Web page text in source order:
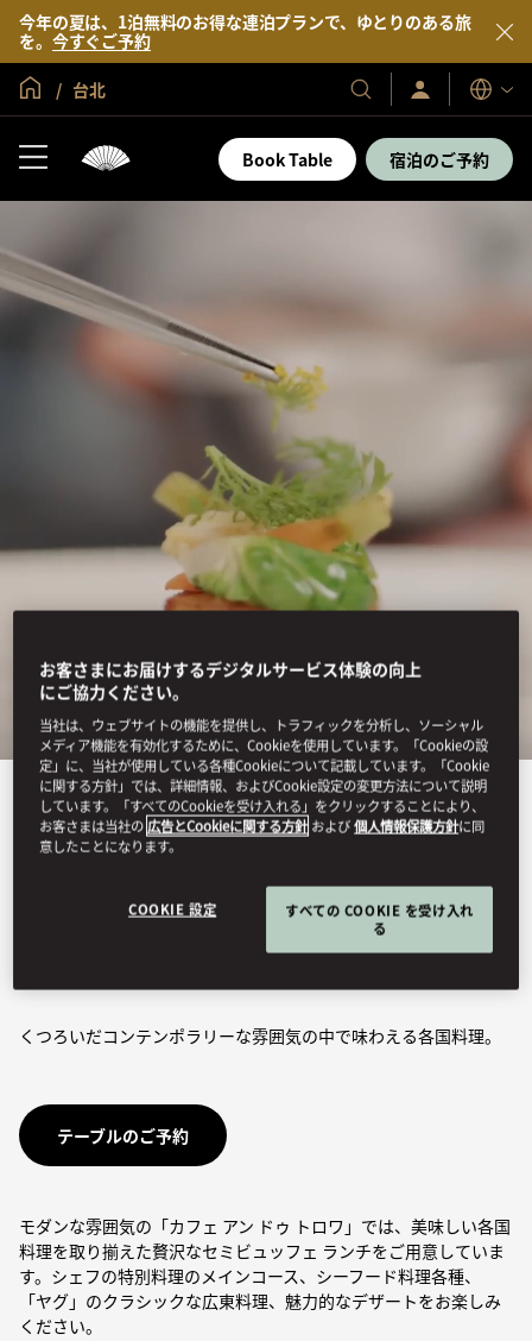
今年の夏は、1泊無料のお得な連泊プランで、ゆとりのある旅
を。 今すぐご予約
グローバル ホーム
台北
当
社
の
ホ
サ
イ
ン
／
表
示
言
語
Book Table 宿泊のご予約
すべて表示
カフェ アン ドゥ トロ
くつろいだコンテンポラリーな雰囲気の中で味わえる各国料理。
テーブルのご予約
モダンな雰囲気の「カフェ アン ドゥ トロワ」では、美味しい各国
料理を取り揃えた贅沢なセミビュッフェ ランチをご用意していま
す。シェフの特別料理のメインコース、シーフード料理各種、
「ヤグ」のクラシックな広東料理、魅力的なデザートをお楽しみ
ください。
お客さまにお届けするデジタルサービス体験の向上
にご協力ください。
当社は、ウェブサイトの機能を提供し、トラフィックを分析し、ソーシャル
メディア機能を有効化するために、Cookieを使用しています。「Cookieの設
定」に、当社が使用している各種Cookieについて記載しています。「Cookie
に関する方針」では、詳細情報、およびCookie設定の変更方法について説明
しています。「すべてのCookieを受け入れる」をクリックすることにより、
お客さまは当社の広告とCookieに関する方針 および個人情報保護方針に同
意したことになります。
COOKIE 設定
すべての COOKIE を受け入れ
る